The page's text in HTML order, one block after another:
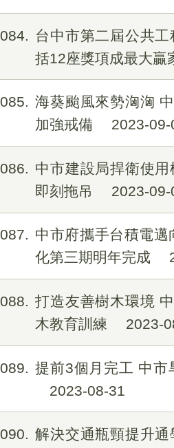
台中市第二屆公共
括12座獎項成最大贏
海葵颱風來勢洶洶
加強戒備
2023-09-
中市建設局捍衛使
即刻拖吊
2023-09-
中市府攜手台積電
化第三期明年完成
打造友善樹木環境
木教育訓練
2023-
提前3個月完工 中市
2023-08-31
解決交通瓶頸提升